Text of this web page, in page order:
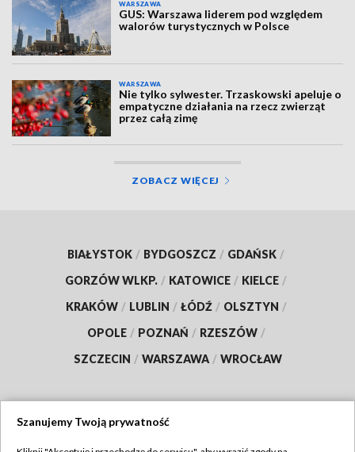
WARSZAWA
GUS: Warszawa liderem pod względem
walorów turystycznych w Polsce
WARSZAWA
Nie tylko sylwester. Trzaskowski apeluje o
empatyczne działania na rzecz zwierząt
przez całą zimę
ZOBACZ WIĘCEJ
BIAŁYSTOK / BYDGOSZCZ / GDAŃSK /
GORZÓW WLKP. / KATOWICE / KIELCE /
KRAKÓW / LUBLIN / ŁÓDŹ / OLSZTYN /
OPOLE / POZNAŃ / RZESZÓW /
SZCZECIN / WARSZAWA / WROCŁAW
Szanujemy Twoją prywatność